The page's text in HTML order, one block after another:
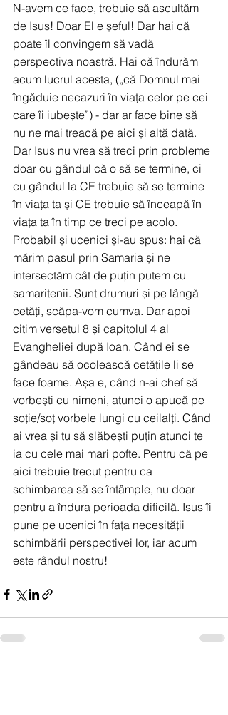
N-avem ce face, trebuie să ascultăm
de Isus! Doar El e șeful! Dar hai că
poate îl convingem să vadă
perspectiva noastră. Hai că îndurăm
acum lucrul acesta, („că Domnul mai
îngăduie necazuri în viața celor pe cei
care îi iubește”) - dar ar face bine să
nu ne mai treacă pe aici și altă dată.
Dar Isus nu vrea să treci prin probleme
doar cu gândul că o să se termine, ci
cu gândul la CE trebuie să se termine
în viața ta și CE trebuie să înceapă în
viața ta în timp ce treci pe acolo.
Probabil și ucenici și-au spus: hai că
mărim pasul prin Samaria și ne
intersectăm cât de puțin putem cu
samaritenii. Sunt drumuri și pe lângă
cetăți, scăpa-vom cumva. Dar apoi
citim versetul 8 și capitolul 4 al
Evangheliei după Ioan. Când ei se
gândeau să ocolească cetățile li se
face foame. Așa e, când n-ai chef să
vorbești cu nimeni, atunci o apucă pe
soție/soț vorbele lungi cu ceilalți. Când
ai vrea și tu să slăbești puțin atunci te
ia cu cele mai mari pofte. Pentru că pe
aici trebuie trecut pentru ca
schimbarea să se întâmple, nu doar
pentru a îndura perioada dificilă. Isus îi
pune pe ucenici în fața necesității
schimbării perspectivei lor, iar acum
este rândul nostru!